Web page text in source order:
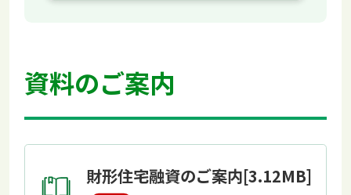
資料のご案内
財形住宅融資のご案内[3.12MB]